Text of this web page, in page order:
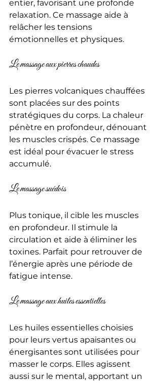
entier, favorisant une profonde
relaxation. Ce massage aide à
relâcher les tensions
émotionnelles et physiques.
Le massage aux pierres chaudes
Les pierres volcaniques chauffées
sont placées sur des points
stratégiques du corps. La chaleur
pénètre en profondeur, dénouant
les muscles crispés. Ce massage
est idéal pour évacuer le stress
accumulé.
Le massage suédois
Plus tonique, il cible les muscles
en profondeur. Il stimule la
circulation et aide à éliminer les
toxines. Parfait pour retrouver de
l’énergie après une période de
fatigue intense.
Le massage aux huiles essentielles
Les huiles essentielles choisies
pour leurs vertus apaisantes ou
énergisantes sont utilisées pour
masser le corps. Elles agissent
aussi sur le mental, apportant un